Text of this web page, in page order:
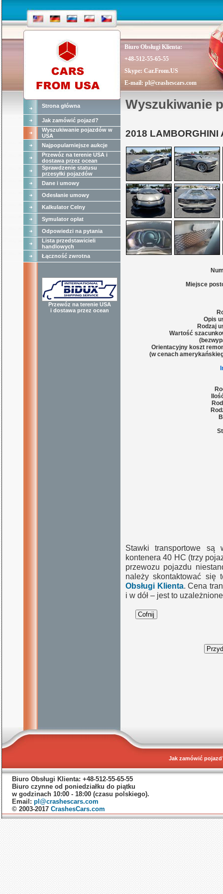
Biuro Obsługi Klienta:
+48-512-55-65-55
Skype:Car.From.US
E-mail:pl@crashescars.com
Strona główna
Jak zamówić pojazd?
Wyszukiwanie pojazdów w
USA
Najpopularniejsze aukcje
Przewóz na terenie USA i
dostawa przez ocean
Sprawdzenie statusu
przesyłki pojazdów
Dane i umowy
Odesłanie umowy
Kalkulator Celny
Symulator opłat
Odpowiedzi na pytania
Lista przedstawicieli
handlowych
Łączność zwrotna
Przewóz na terenie USA
i dostawa przez ocean
Wyszukiwanie
2018 LAMBORGHINI
Miejsce
Opis
Rodzaj
Wartość
Orientacyjny koszt
(w cenach
Stawki transportowe są
kontenera 40 HC (trzy
przewozu pojazdu
należy skontaktować
Obsługi Klienta. Cena
i w dół – jest to
Jak zamówić
Biuro Obsługi Klienta: +48-512-55-65-55
Biuro czynne od poniedziałku do piątku
w godzinach 10:00 - 18:00 (czasu polskiego).
Email: pl@crashescars.com
© 2003-2017 CrashesCars.com